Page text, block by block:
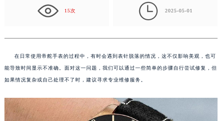
15次  2025-05-01
在日常使用帝舵手表的过程中，有时会遇到表针脱落的情况，这不仅影响美观，也可
能导致时间显示不准确。面对这一问题，我们可以通过一些简单的步骤自行尝试修复，但
如果情况复杂或自己处理不了时，建议寻求专业维修服务。